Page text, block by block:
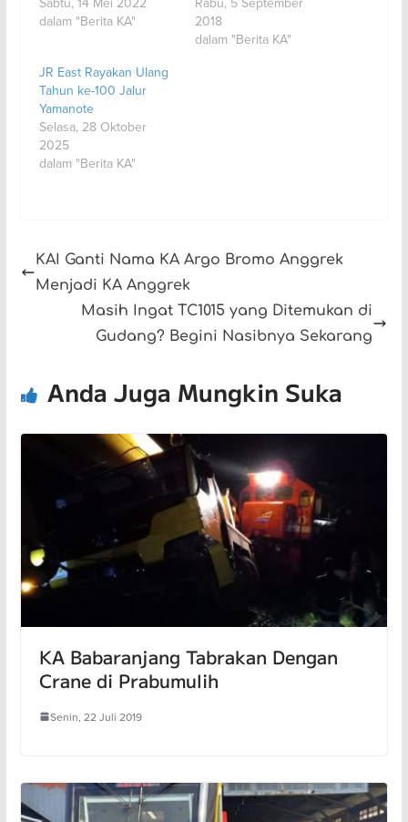
dalam "Berita KA"
2018
dalam "Berita KA"
JR East Rayakan Ulang
Tahun ke-100 Jalur
Yamanote
Selasa, 28 Oktober
2025
dalam "Berita KA"
KAI Ganti Nama KA Argo Bromo Anggrek
Menjadi KA Anggrek
Masih Ingat TC1015 yang Ditemukan di
Gudang? Begini Nasibnya Sekarang
Anda Juga Mungkin Suka
KA Babaranjang Tabrakan Dengan
Crane di Prabumulih
Senin, 22 Juli 2019